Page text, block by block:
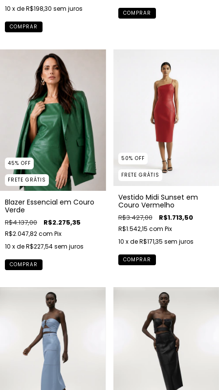
10 x deR$198,30 sem juros
COMPRAR
COMPRAR
45% OFF
FRETE GRÁTIS
Blazer Essencial em Couro
Verde
R$4.137,00 R$2.275,35
R$2.047,82com Pix
10 x deR$227,54sem juros
COMPRAR
50% OFF
FRETE GRÁTIS
Vestido Midi Sunset em
Couro Vermelho
R$3.427,00 R$1.713,50
R$1.542,15 com Pix
10 x deR$171,35 sem juros
COMPRAR